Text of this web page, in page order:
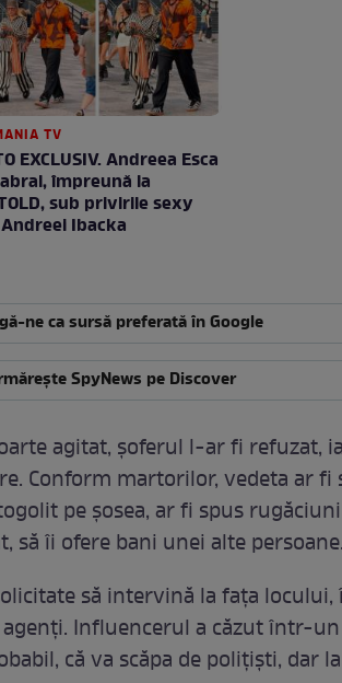
TV
EXCLUSIV. Andreea Esca
împreună la
sub privirile sexy
Ibacka
ne ca sursă preferată în Google
SpyNews pe Discover
agitat, șoferul l-ar fi refuzat,
Conform martorilor, vedeta ar fi
pe șosea, ar fi spus
să îi ofere bani unei alte
să intervină la fața locului,
Influencerul a căzut într-un
că va scăpa de polițiști, dar